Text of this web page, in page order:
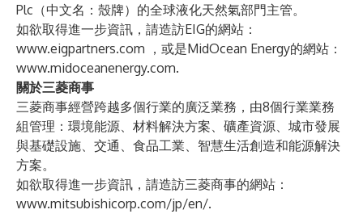
Plc（中文名：殼牌）的全球液化天然氣部門主管。
如欲取得進一步資訊，請造訪EIG的網站：
www.eigpartners.com ，或是MidOcean Energy的網站：
www.midoceanenergy.com.
關於三菱商事
三菱商事經營跨越多個行業的廣泛業務，由8個行業業務
組管理：環境能源、材料解決方案、礦產資源、城市發展
與基礎設施、交通、食品工業、智慧生活創造和能源解決
方案。
如欲取得進一步資訊，請造訪三菱商事的網站：
www.mitsubishicorp.com/jp/en/.